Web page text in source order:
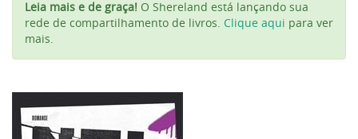
Leia mais e de graça! O Shereland está lançando sua
rede de compartilhamento de livros. Clique aqui para ver
mais.